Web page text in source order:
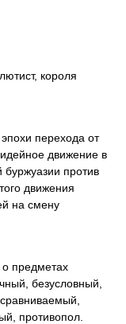
короля
перехода от
движение в
буржуазии против
движения
на смену
предметах
безусловный,
противопол.